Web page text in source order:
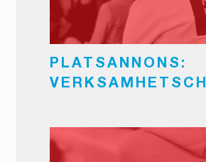
PLATSANNONS: